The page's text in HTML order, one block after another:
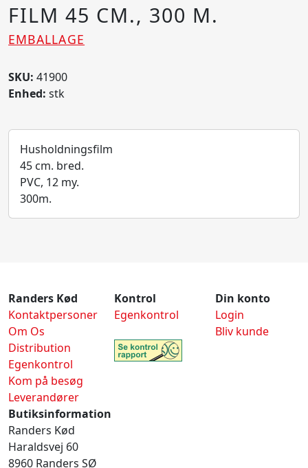
FILM 45 CM., 300 M.
EMBALLAGE
SKU: 41900
Enhed: stk
Husholdningsfilm
45 cm. bred.
PVC, 12 my.
300m.
Randers Kød
Kontaktpersoner
Om Os
Distribution
Egenkontrol
Kom på besøg
Leverandører
Kontrol
Egenkontrol
Din konto
Login
Bliv kunde
Butiksinformation
Randers Kød
Haraldsvej 60
8960 Randers SØ